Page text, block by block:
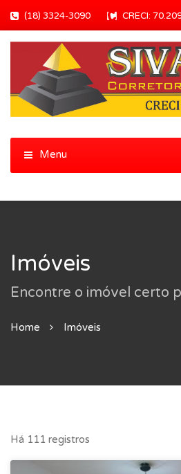
(18) 3324-3090 CRECI:
Imóveis
Encontre o imóvel certo
Home Imóveis
Há 111 registros